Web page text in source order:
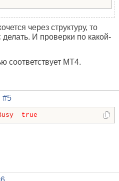
через структуру, то
И проверки по какой-
соответствует MT4.
#5
true